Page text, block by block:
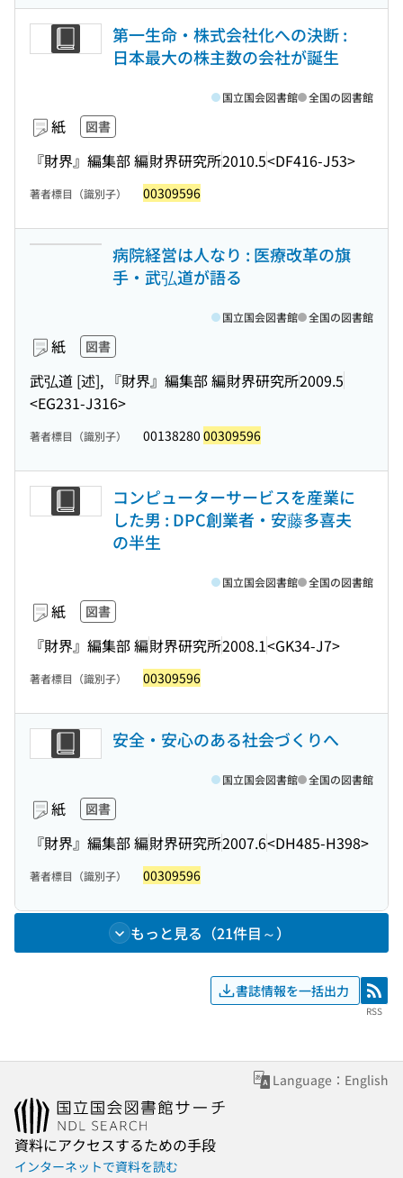
第一生命・株式会社化への決断 :
日本最大の株主数の会社が誕生
紙 図書
『財界』編集部 編財界研究所2010.5<DF416-J53>
国立国会図書館 全国の図書館
著者標目（識別子） 00309596
病院経営は人なり : 医療改革の旗
手・武弘道が語る
紙 図書
武弘道 [述], 『財界』編集部 編財界研究所2009.5
<EG231-J316>
国立国会図書館 全国の図書館
著者標目（識別子） 00138280 00309596
コンピューターサービスを産業に
した男 : DPC創業者・安藤多喜夫
の半生
紙 図書
『財界』編集部 編財界研究所2008.1<GK34-J7>
国立国会図書館 全国の図書館
著者標目（識別子） 00309596
安全・安心のある社会づくりへ
紙 図書
『財界』編集部 編財界研究所2007.6<DH485-H398>
国立国会図書館 全国の図書館
著者標目（識別子） 00309596
もっと見る（21件目～）
書誌情報を一括出力 RSS
RSS
Language：English
資料にアクセスするための手段
インターネットで資料を読む